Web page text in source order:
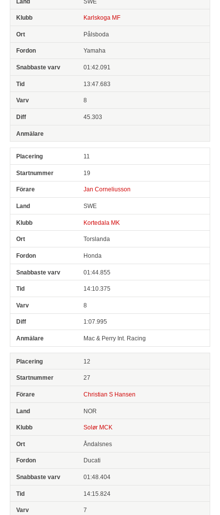
Karlskoga MF
Pålsboda
Yamaha
01:42.091
13:47.683
8
45.303
11
19
Jan Corneliusson
SWE
Kortedala MK
Torslanda
Honda
01:44.855
14:10.375
8
1:07.995
Mac & Perry Int. Racing
12
27
Christian S Hansen
NOR
Solør MCK
Åndalsnes
Ducati
01:48.404
14:15.824
7